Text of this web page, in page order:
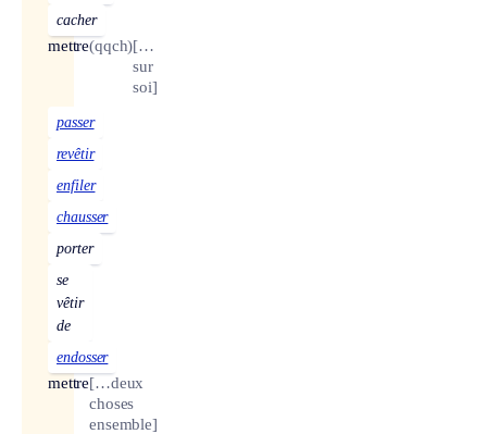
cacher
mettre(qqch)[…
sur
soi]
passer
revêtir
enfiler
chausser
porter
se
vêtir
de
endosser
mettre[…deux
choses
ensemble]